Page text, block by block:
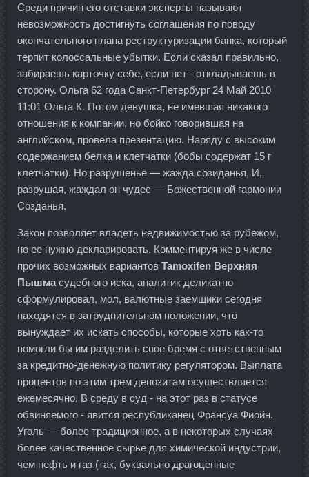
Среди причин его отставки эксперты называют
невозможность достигнуть соглашения по поводу
окончательного плана реструктуризации банка, который
терпит колоссальные убытки. Если сказал правильно,
забираешь карточку себе, если нет - откладываешь в
сторону. Ольга 62 года Санкт-Петербург 24 Май 2010
11:01 Ольга К. Потом девушка, не имевшая никакого
отношения к компании, но бойко говорившая на
английском, провела презентацию. Наряду с высоким
содержанием белка и клетчатки (бобы содержат 15 г
клетчатки). Но разрушенье — жажда созиданья, И,
разрушая, жаждал он чудес — Божественной гармонии
Созданья.
Закон позволяет владеть недвижимостью за рубежом,
но ее нужно декларировать. Комментируя же в числе
прочих возможных вариантов Tamoxifen Верхняя
Пышма судебного иска, аналитик деликатно
сформулировал, мол, валютные заемщики сегодня
находятся в затруднительном положении, что
вынуждает их искать способы, которые хоть как-то
помогли бы им разделить свое бремя с ответственным
за кредитно-денежную политику регулятором. Выплата
процентов по этим трем депозитам осуществляется
ежемесячно. В среду в суд - на этот раз в статусе
обвиняемого - явится республиканец Франсуа Фиойн.
Уголь — более традиционное, а в некоторых случаях
более качественное сырье для химической индустрии,
чем нефть и газ (так, буквально драгоценные